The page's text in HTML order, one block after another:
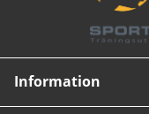
Information